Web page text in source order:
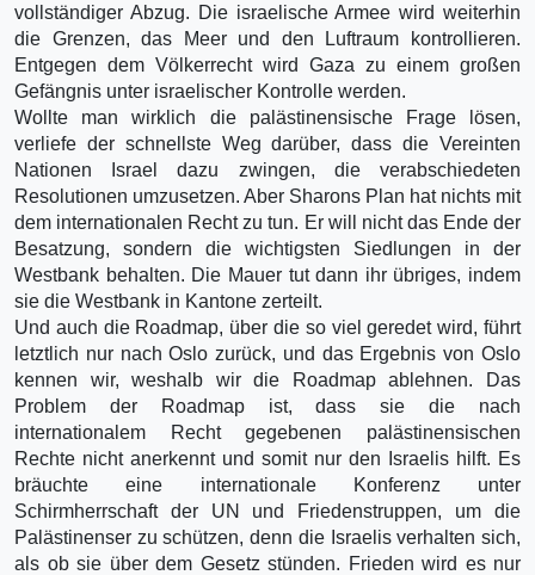
vollständiger Abzug. Die israelische Armee wird weiterhin
die Grenzen, das Meer und den Luftraum kontrollieren.
Entgegen dem Völkerrecht wird Gaza zu einem großen
Gefängnis unter israelischer Kontrolle werden.
Wollte man wirklich die palästinensische Frage lösen,
verliefe der schnellste Weg darüber, dass die Vereinten
Nationen Israel dazu zwingen, die verabschiedeten
Resolutionen umzusetzen. Aber Sharons Plan hat nichts mit
dem internationalen Recht zu tun. Er will nicht das Ende der
Besatzung, sondern die wichtigsten Siedlungen in der
Westbank behalten. Die Mauer tut dann ihr übriges, indem
sie die Westbank in Kantone zerteilt.
Und auch die Roadmap, über die so viel geredet wird, führt
letztlich nur nach Oslo zurück, und das Ergebnis von Oslo
kennen wir, weshalb wir die Roadmap ablehnen. Das
Problem der Roadmap ist, dass sie die nach
internationalem Recht gegebenen palästinensischen
Rechte nicht anerkennt und somit nur den Israelis hilft. Es
bräuchte eine internationale Konferenz unter
Schirmherrschaft der UN und Friedenstruppen, um die
Palästinenser zu schützen, denn die Israelis verhalten sich,
als ob sie über dem Gesetz stünden. Frieden wird es nur